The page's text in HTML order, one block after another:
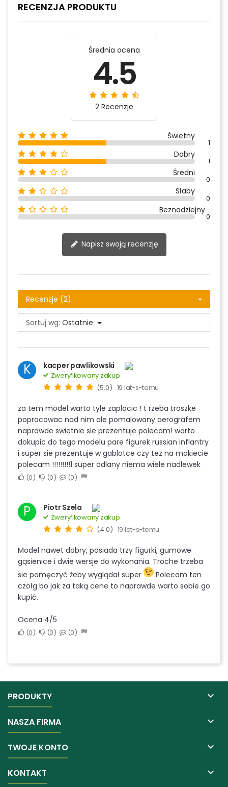
RECENZJA PRODUKTU
Średnia ocena
4.5
2 Recenzje
Świetny
1
Dobry
1
Średni
0
Słaby
0
Beznadziejny
0
Napisz swoją recenzję
Recenzje (2)
Sortuj wg: Ostatnie
K kacper pawlikowski
Zweryfikowany zakup
(5.0) 19 lat-s-temu
za tem model warto tyle zaplacic ! t rzeba troszke
popracowac nad nim ale pomalowany aerografem
naprawde swietnie sie prezentuje polecam! warto
dokupic do tego modelu pare figurek russian inflantry
i super sie prezentuje w gablotce czy tez na makiecie
polecam !!!!!!!!!1 super odlany niema wiele nadlewek
0 0 0
P Piotr Szela
Zweryfikowany zakup
(4.0) 19 lat-s-temu
Model nawet dobry, posiada trzy figurki, gumowe
gąsienice i dwie wersje do wykonania. Troche trzeba
sie pomęczyć żeby wyglądał super
Polecam ten
czołg bo jak za taką cene to naprawde warto sobie go
kupić.
Ocena 4/5
0 0 0
PRODUKTY 
NASZA FIRMA 
TWOJE KONTO 
KONTAKT 